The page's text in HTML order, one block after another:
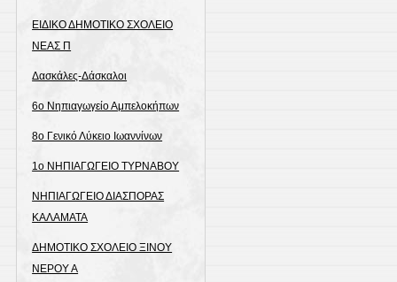
ΕΙΔΙΚΟ ΔΗΜΟΤΙΚΟ ΣΧΟΛΕΙΟ
ΝΕΑΣ Π
Δασκάλες-Δάσκαλοι
6ο Νηπιαγωγείο Αμπελοκήπων
8o Γενικό Λύκειο Ιωαννίνων
1ο ΝΗΠΙΑΓΩΓΕΙΟ ΤΥΡΝΑΒΟΥ
ΝΗΠΙΑΓΩΓΕΙΟ ΔΙΑΣΠΟΡΑΣ
ΚΑΛΑΜΑΤΑ
ΔΗΜΟΤΙΚΟ ΣΧΟΛΕΙΟ ΞΙΝΟΥ
ΝΕΡΟΥ Α